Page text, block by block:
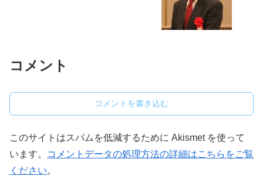
コメント
コメントを書き込む
このサイトはスパムを低減するために Akismet を使って
います。
コメントデータの処理方法の詳細はこちらをご覧
ください。